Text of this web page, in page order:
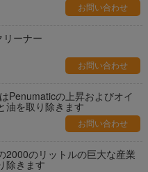
お問い合わせ
ーナー
お問い合わせ
Penumaticの上昇およびオイ
油を取り除きます
お問い合わせ
2000のリットルの巨大な産業
除きます